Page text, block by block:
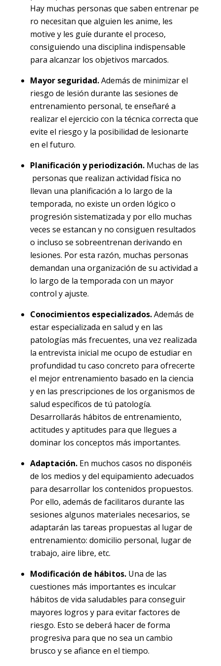
Hay muchas personas que saben entrenar pe
ro necesitan que alguien les anime, les
motive y les guíe durante el proceso,
consiguiendo una disciplina indispensable
para alcanzar los objetivos marcados.
Mayor seguridad.Además de minimizar el
riesgo de lesión durante las sesiones de
entrenamiento personal, te enseñaré a
realizar el ejercicio con la técnica correcta que
evite el riesgo y la posibilidad de lesionarte
en el futuro.
Planificación y periodización. Muchas de las
personas que realizan actividad física no
llevan una planificación a lo largo de la
temporada, no existe un orden lógico o
progresión sistematizada y por ello muchas
veces se estancan y no consiguen resultados
o incluso se sobreentrenan derivando en
lesiones. Por esta razón, muchas personas
demandan una organización de su actividad a
lo largo de la temporada con un mayor
control y ajuste.
Conocimientos especializados.Además de
estar especializada en salud y en las
patologías más frecuentes, una vez realizada
la entrevista inicial me ocupo de estudiar en
profundidad tu caso concreto para ofrecerte
el mejor entrenamiento basado en la ciencia
y en las prescripciones de los organismos de
salud específicos de tú patología.
Desarrollarás hábitos de entrenamiento,
actitudes y aptitudes para que llegues a
dominar los conceptos más importantes.
Adaptación. En muchos casos no disponéis
de los medios y del equipamiento adecuados
para desarrollar los contenidos propuestos.
Por ello, además de facilitaros durante las
sesiones algunos materiales necesarios, se
adaptarán las tareas propuestas al lugar de
entrenamiento: domicilio personal, lugar de
trabajo, aire libre, etc.
Modificación de hábitos. Una de las
cuestiones más importantes es inculcar
hábitos de vida saludables para conseguir
mayores logros y para evitar factores de
riesgo. Esto se deberá hacer de forma
progresiva para que no sea un cambio
brusco y se afiance en el tiempo.